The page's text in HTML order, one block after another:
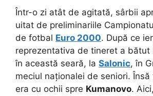
Într-o zi atât de agitată, sârbii
uitat de preliminariile
de fotbal Euro 2000. După ce
reprezentativa de tineret a bătut
în această seară, la Salonic, în
meciul naționalei de seniori.
era cu ochii spre Kumanovo.